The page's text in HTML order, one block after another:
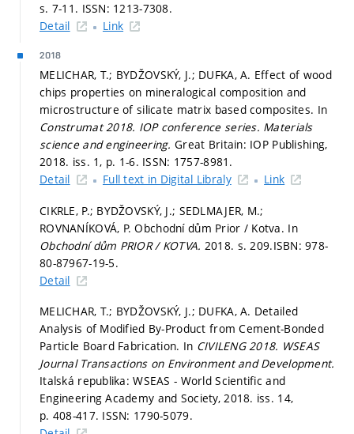
s. 7-11. ISSN: 1213-7308.
Detail
Link
2018
MELICHAR, T.; BYDŽOVSKÝ, J.; DUFKA, A. Effect of wood
chips properties on mineralogical composition and
microstructure of silicate matrix based composites. In
Construmat 2018. IOP conference series. Materials
science and engineering. Great Britain: IOP Publishing,
2018. iss. 1, p. 1-6. ISSN: 1757-8981.
Detail
Full text in Digital Libraly Link
CIKRLE, P.; BYDŽOVSKÝ, J.; SEDLMAJER, M.;
ROVNANÍKOVÁ, P. Obchodní dům Prior / Kotva. In
Obchodní dům PRIOR / KOTVA. 2018. s. 209.ISBN: 978-
80-87967-19-5.
Detail
MELICHAR, T.; BYDŽOVSKÝ, J.; DUFKA, A. Detailed
Analysis of Modified By-Product from Cement-Bonded
Particle Board Fabrication. In CIVILENG 2018. WSEAS
Journal Transactions on Environment and Development.
Italská republika: WSEAS - World Scientific and
Engineering Academy and Society, 2018. iss. 14,
p. 408-417. ISSN: 1790-5079.